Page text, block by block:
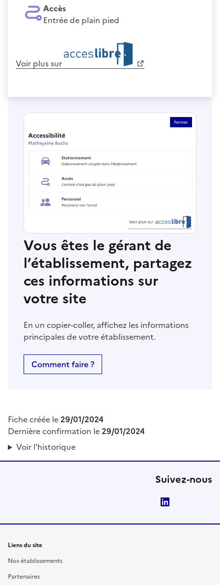
Accès
Entrée de plain pied
Voir plus sur
Vous êtes le gérant de
l’établissement, partagez
ces informations sur
votre site
En un copier-coller, affichez les informations
principales de votre établissement.
Comment faire ?
Fiche créée le29/01/2024
Dernière confirmation le29/01/2024
Voir l'historique
Suivez-nous
Liens du site
Nos établissements
Partenaires